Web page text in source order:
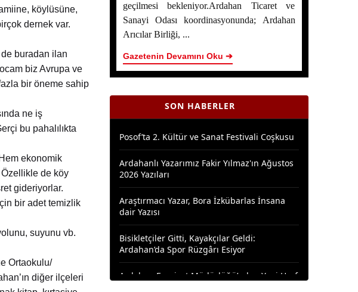
köylüsüne,
dernek var.
de buradan ilan
biz Avrupa ve
bir öneme sahip
ne iş
bu pahalılıkta
ekonomik
de köy
gideriyorlar.
bir adet temizlik
suyunu vb.
Ortaokulu/
diğer ilçeleri
geçilmesi bekleniyor.Ardahan Ticaret ve
Sanayi Odası koordinasyonunda; Ardahan
Arıcılar Birliği, ...
Gazetenin Devamını Oku ➔
SON HABERLER
Ardahan Çiçek Balı İçin AB Tescilinde Sona
Doğru
Yaşar Geler’in 5 Bölümlük Dev Yazı Dizisi
Başladı! | Bölüm 1: Ardahan Akademi
Posof’ta 2. Kültür ve Sanat Festivali Coşkusu
Ardahanlı Yazarımız Fakir Yılmaz'ın Ağustos
2026 Yazıları
Araştırmacı Yazar, Bora İzkübarlas İnsana
dair Yazısı
Bisikletçiler Gitti, Kayakçılar Geldi:
Ardahan’da Spor Rüzgârı Esiyor
Ardahan Emniyet Müdürlüğü’nden Yeni Harf
Grubu Plaka Duyurusu